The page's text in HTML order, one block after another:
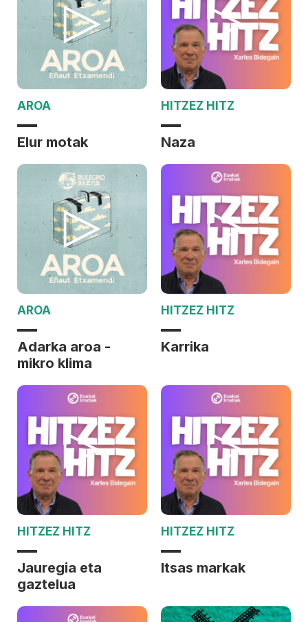
AROA
Elur motak
HITZEZ HITZ
Naza
AROA
Adarka aroa -
mikro klima
HITZEZ HITZ
Karrika
HITZEZ HITZ
Jauregia eta
gaztelua
HITZEZ HITZ
Itsas markak